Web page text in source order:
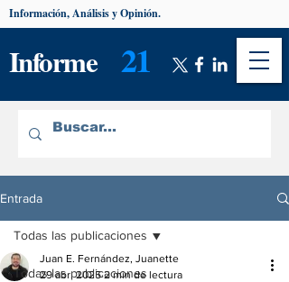
Informe 21
Información, Análisis y Opinión.
Entrada
Todas las publicaciones
Todas las publicaciones
Juan E. Fernández, Juanette
29 abr. 2025 2 min de lectura